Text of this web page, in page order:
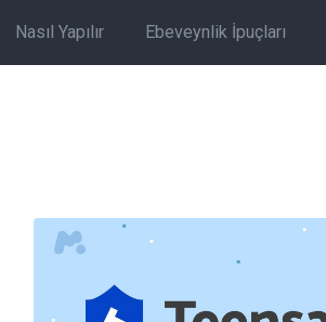
Nasıl Yapılır Ebeveynlik İpuçları